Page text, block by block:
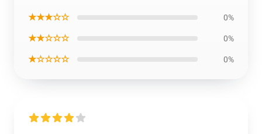
★★★☆☆ 0%
★★☆☆☆ 0%
★☆☆☆☆ 0%